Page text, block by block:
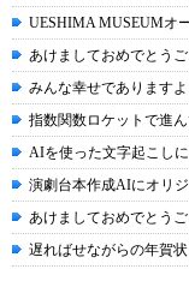
UESHIMA MUSEUMオ
あけましておめでとう
みんな幸せであります
指数関数ロケットで進
AIを使った文字起こし
演劇台本作成AIにオリ
あけましておめでとう
遅ればせながらの年賀状